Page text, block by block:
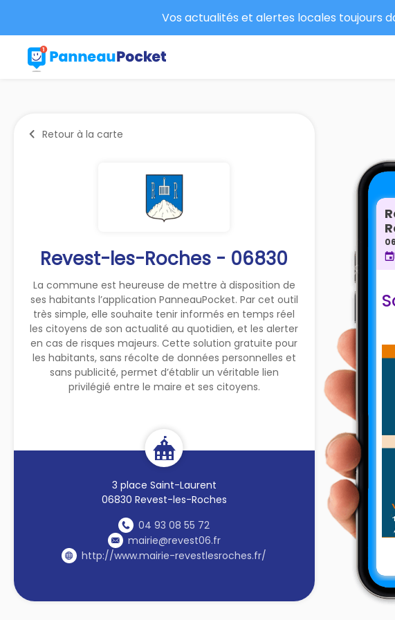
Vos actualités et alertes locales toujours
Retour à la carte
Revest-les-Roches - 06830
La commune est heureuse de mettre à disposition de
ses habitants l’application PanneauPocket. Par cet outil
très simple, elle souhaite tenir informés en temps réel
les citoyens de son actualité au quotidien, et les alerter
en cas de risques majeurs. Cette solution gratuite pour
les habitants, sans récolte de données personnelles et
sans publicité, permet d’établir un véritable lien
privilégié entre le maire et ses citoyens.
3 place Saint-Laurent
06830 Revest-les-Roches
04 93 08 55 72
mairie@revest06.fr
http://www.mairie-revestlesroches.fr/